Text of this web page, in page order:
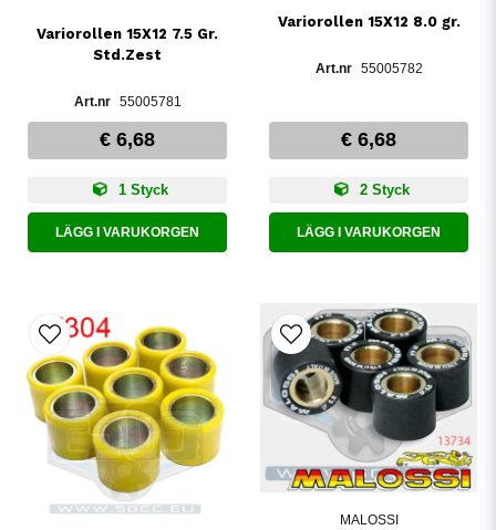
Variorollen 15X12 7.5 Gr.
Std.Zest
55005781
€ 6,68
1 Styck
LÄGG I VARUKORGEN
Variorollen 15X12 8.0 gr.
55005782
€ 6,68
2 Styck
LÄGG I VARUKORGEN
MALOSSI